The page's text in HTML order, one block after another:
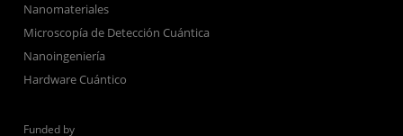
Nanomateriales
Microscopía de Detección Cuántica
Nanoingeniería
Hardware Cuántico
Funded by